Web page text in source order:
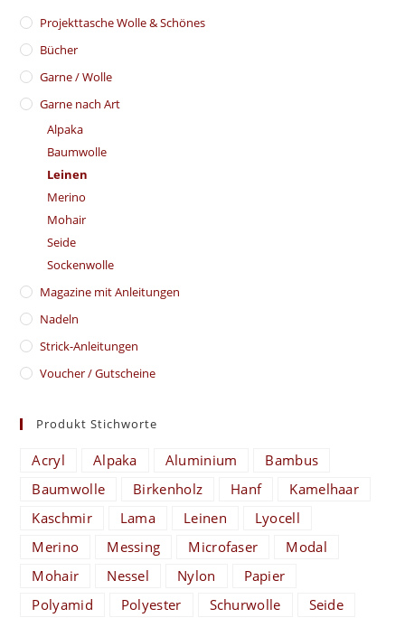
​Projekttasche Wolle & Schönes
Bücher
Garne / Wolle
Garne nach Art
Alpaka
Baumwolle
Leinen
Merino
Mohair
Seide
Sockenwolle
Magazine mit Anleitungen
Nadeln
Strick-Anleitungen
Voucher / Gutscheine
Produkt Stichworte
Acryl Alpaka Aluminium
Bambus
Baumwolle
Birkenholz Hanf
Kamelhaar
Kaschmir
Lama Leinen
Lyocell
Merino
Messing Microfaser
Modal
Mohair
Nessel Nylon
Papier
Polyamid
Polyester Schurwolle
Seide